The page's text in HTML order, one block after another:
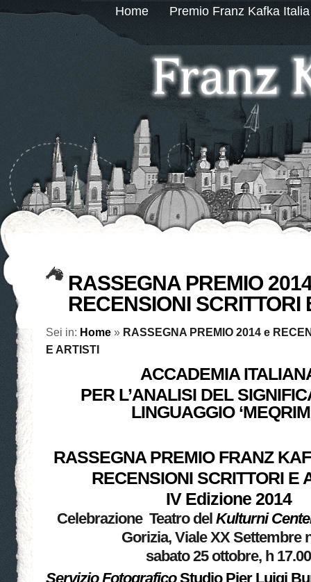
Home Premio Franz Kafka
RASSEGNA PREMIO
RECENSIONI SCRITTORI
Sei in: Home » RASSEGNA PREMIO 2014 e
E ARTISTI
ACCADEMIA
PER L’ANALISI DEL
LINGUAGGIO
RASSEGNA PREMIO FRANZ
RECENSIONI SCRITTORI E
IV Edizione 2014
CelebrazioneTeatro del Kulturni
Gorizia, Viale XX Settembre
sabato 25 ottobre, h 17.00
Servizio FotograficoStudio Pier Luigi